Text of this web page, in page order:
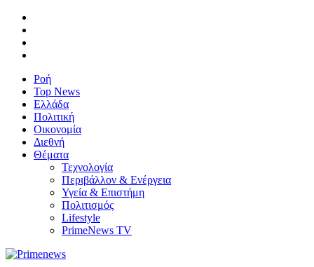
Ροή
Top News
Ελλάδα
Πολιτική
Οικονομία
Διεθνή
Θέματα
Τεχνολογία
Περιβάλλον & Ενέργεια
Υγεία & Επιστήμη
Πολιτισμός
Lifestyle
PrimeNews TV